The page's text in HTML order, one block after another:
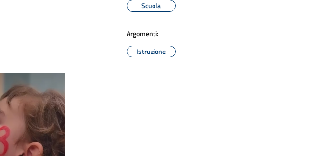
Scuola
Argomenti:
Istruzione